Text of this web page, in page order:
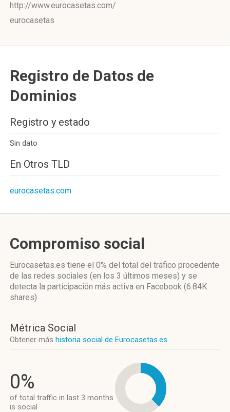
http://www.eurocasetas.com/
eurocasetas
Registro de Datos de
Dominios
Registro y estado
Sin dato
En Otros TLD
eurocasetas.com
Compromiso social
Eurocasetas.es tiene el 0% del total del tráfico procedente
de las redes sociales (en los 3 últimos meses) y se
detecta la participación más activa en Facebook (6.84K
shares)
Métrica Social
Obtener más historia social de Eurocasetas.es
0%
of total traffic in last 3 months
is social